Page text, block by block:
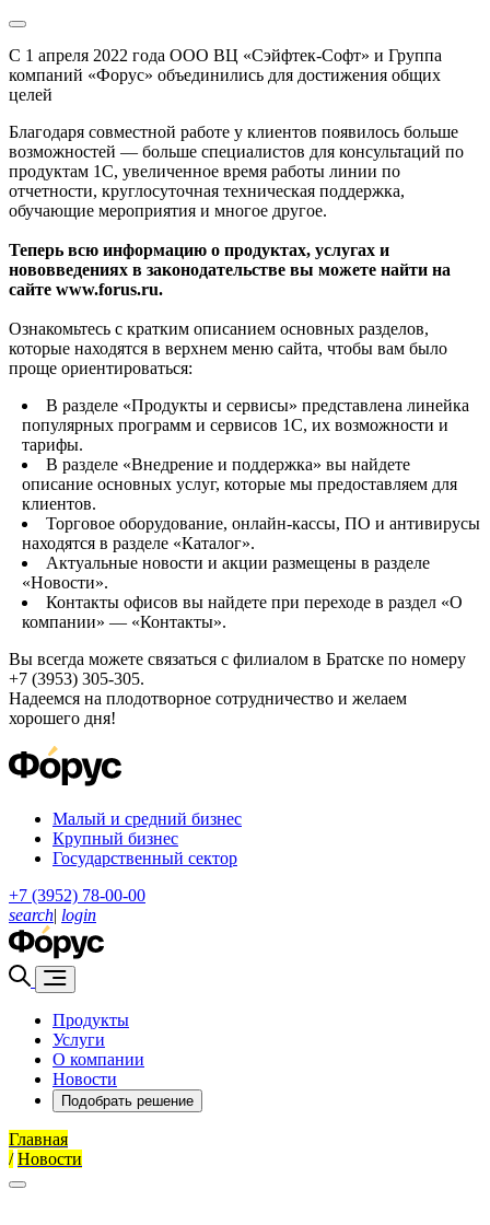
С 1 апреля 2022 года ООО ВЦ «Сэйфтек-Софт» и Группа
компаний «Форус» объединились для достижения общих
целей
Благодаря совместной работе у клиентов появилось больше
возможностей — больше специалистов для консультаций по
продуктам 1С, увеличенное время работы линии по
отчетности, круглосуточная техническая поддержка,
обучающие мероприятия и многое другое.
Теперь всю информацию о продуктах, услугах и
нововведениях в законодательстве вы можете найти на
сайте www.forus.ru.
Ознакомьтесь с кратким описанием основных разделов,
которые находятся в верхнем меню сайта, чтобы вам было
проще ориентироваться:
В разделе «Продукты и сервисы» представлена линейка
популярных программ и сервисов 1С, их возможности и
тарифы.
В разделе «Внедрение и поддержка» вы найдете
описание основных услуг, которые мы предоставляем для
клиентов.
Торговое оборудование, онлайн-кассы, ПО и антивирусы
находятся в разделе «Каталог».
Актуальные новости и акции размещены в разделе
«Новости».
Контакты офисов вы найдете при переходе в раздел «О
компании» — «Контакты».
Вы всегда можете связаться с филиалом в Братске по номеру
+7 (3953) 305-305.
Надеемся на плодотворное сотрудничество и желаем
хорошего дня!
Малый и средний бизнес
Крупный бизнес
Государственный сектор
+7 (3952) 78-00-00
search| login
Продукты
Услуги
О компании
Новости
Подобрать решение
Главная
/ Новости